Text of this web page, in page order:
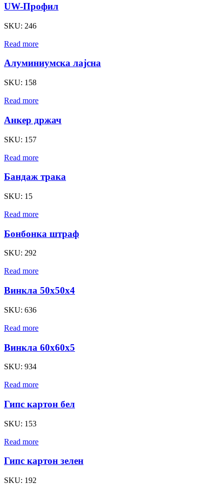
UW-Профил
SKU: 246
Read more
Алуминиумска лајсна
SKU: 158
Read more
Анкер држач
SKU: 157
Read more
Бандаж трака
SKU: 15
Read more
Бонбонка штраф
SKU: 292
Read more
Винкла 50х50х4
SKU: 636
Read more
Винкла 60х60х5
SKU: 934
Read more
Гипс картон бел
SKU: 153
Read more
Гипс картон зелен
SKU: 192